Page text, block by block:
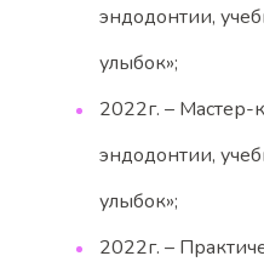
эндодонтии,
улыбок»;
2022г. – Мастер-
эндодонтии,
улыбок»;
2022г. –